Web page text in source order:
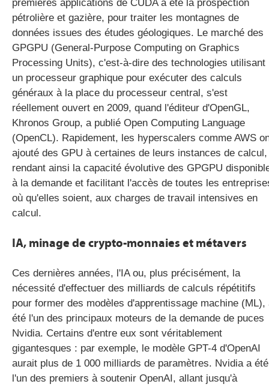
premières applications de CUDA a été la prospection
pétrolière et gazière, pour traiter les montagnes de
données issues des études géologiques. Le marché des
GPGPU (General-Purpose Computing on Graphics
Processing Units), c'est-à-dire des technologies utilisant
un processeur graphique pour exécuter des calculs
généraux à la place du processeur central, s'est
réellement ouvert en 2009, quand l'éditeur d'OpenGL,
Khronos Group, a publié Open Computing Language
(OpenCL). Rapidement, les hyperscalers comme AWS
ajouté des GPU à certaines de leurs instances de calcul,
rendant ainsi la capacité évolutive des GPGPU
à la demande et facilitant l'accès de toutes les
où qu'elles soient, aux charges de travail intensives en
calcul.
IA, minage de crypto-monnaies et métavers
Ces dernières années, l'IA ou, plus précisément, la
nécessité d'effectuer des milliards de calculs répétitifs
pour former des modèles d'apprentissage machine (ML),
été l'un des principaux moteurs de la demande de puces
Nvidia. Certains d'entre eux sont véritablement
gigantesques : par exemple, le modèle GPT-4 d'OpenAI
aurait plus de 1 000 milliards de paramètres. Nvidia a été
l'un des premiers à soutenir OpenAI, allant jusqu'à